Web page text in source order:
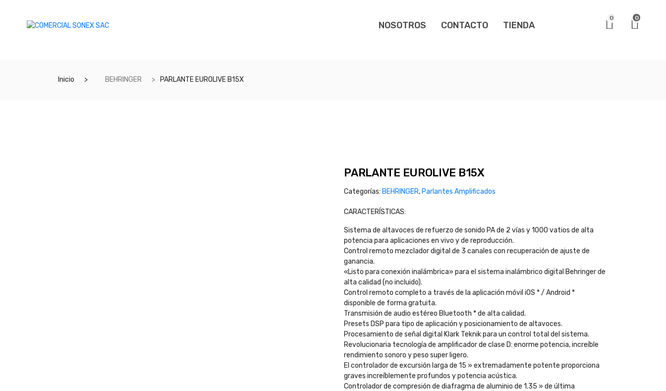
NOSOTROS CONTACTO TIENDA
0 0
Inicio BEHRINGER PARLANTE EUROLIVE B15X
PARLANTE EUROLIVE B15X
Categorías: BEHRINGER, Parlantes Amplificados
CARACTERÍSTICAS:
Sistema de altavoces de refuerzo de sonido PA de 2 vías y 1000 vatios de alta
potencia para aplicaciones en vivo y de reproducción.
Control remoto mezclador digital de 3 canales con recuperación de ajuste de
ganancia.
«Listo para conexión inalámbrica» ​​para el sistema inalámbrico digital Behringer de
alta calidad (no incluido).
Control remoto completo a través de la aplicación móvil iOS * / Android *
disponible de forma gratuita.
Transmisión de audio estéreo Bluetooth * de alta calidad.
Presets DSP para tipo de aplicación y posicionamiento de altavoces.
Procesamiento de señal digital Klark Teknik para un control total del sistema.
Revolucionaria tecnología de amplificador de clase D: enorme potencia, increíble
rendimiento sonoro y peso super ligero.
El controlador de excursión larga de 15 » extremadamente potente proporciona
graves increíblemente profundos y potencia acústica.
Controlador de compresión de diafragma de aluminio de 1.35 » de última